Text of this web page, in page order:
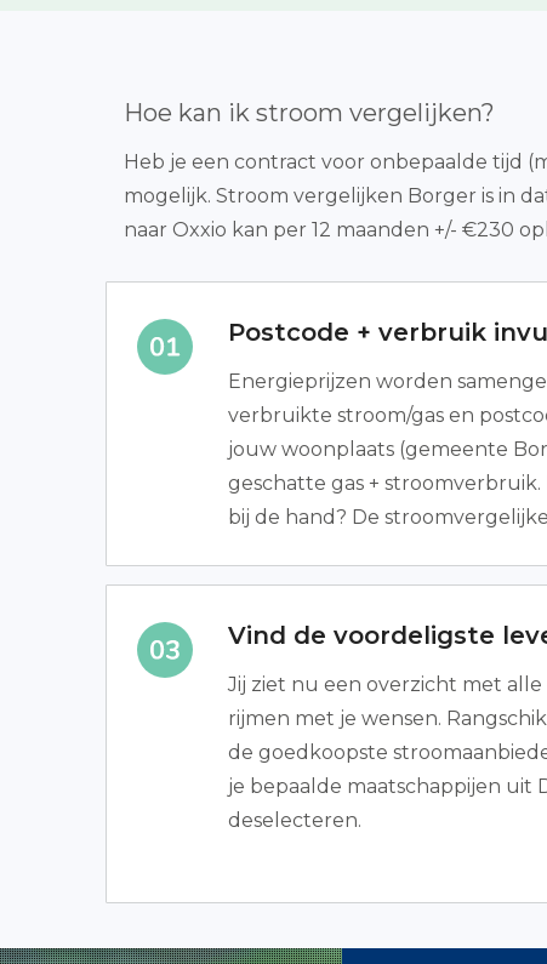
Hoe kan ik stroom vergelijken?
Heb je een contract voor onbepaalde tijd
mogelijk. Stroom vergelijken Borger is in
naar Oxxio kan per 12 maanden +/- €230
Postcode + verbruik
Energieprijzen worden
verbruikte stroom/gas en
jouw woonplaats (gemeente
geschatte gas +
bij de hand? De
Vind de voordeligste
Jij ziet nu een overzicht met
rijmen met je wensen.
de goedkoopste
je bepaalde maatschappijen uit
deselecteren.